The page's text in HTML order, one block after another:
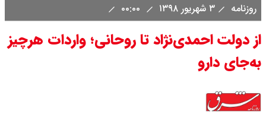
روزنامه ۳ شهریور ۱۳۹۸
از دولت احمدی‌نژاد تا روحانی؛ واردات هرچيز
به‌جای دارو